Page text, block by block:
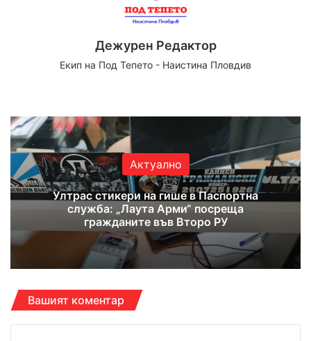
Дежурен Редактор
Екип на Под Тепето - Наистина Пловдив
Актуално
Ултрас стикери на гише в Паспортна
служба: „Лаута Арми“ посреща
гражданите във Второ РУ
Вашият коментар